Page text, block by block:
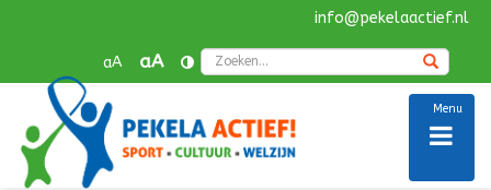
info@pekelaactief.nl
aA aA
Menu